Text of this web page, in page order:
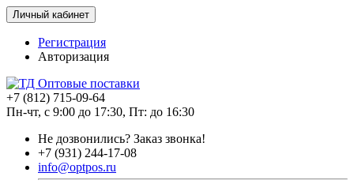
Личный кабинет
Регистрация
Авторизация
+7 (812) 715-09-64
Пн-чт, с 9:00 до 17:30, Пт: до 16:30
Не дозвонились? Заказ звонка!
+7 (931) 244-17-08
info@optpos.ru